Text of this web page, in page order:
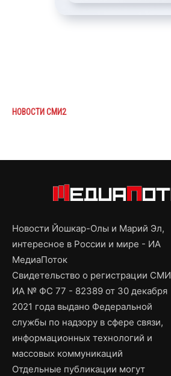
НОВОСТИ СМИ2
Новости Йошкар-Олы и Марий Эл,
интересное в России и мире - ИА
МедиаПоток
Свидетельство о регистрации СМИ
ИА № ФС 77 - 82389 от 30 декабря
2021 года выдано Федеральной
службы по надзору в сфере связи,
информационных технологий и
массовых коммуникаций
Отдельные публикации могут